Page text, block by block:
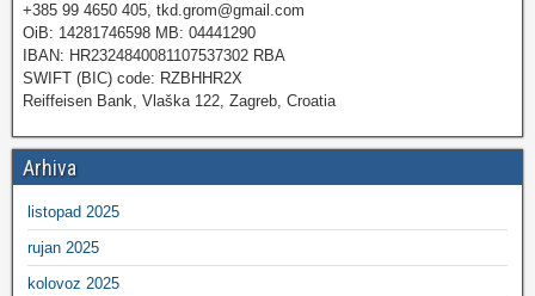
+385 99 4650 405, tkd.grom@gmail.com
OiB: 14281746598 MB: 04441290
IBAN: HR2324840081107537302 RBA
SWIFT (BIC) code: RZBHHR2X
Reiffeisen Bank, Vlaška 122, Zagreb, Croatia
Arhiva
listopad 2025
rujan 2025
kolovoz 2025